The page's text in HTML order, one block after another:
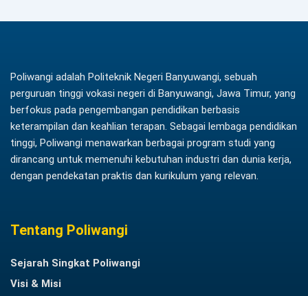
Poliwangi adalah Politeknik Negeri Banyuwangi, sebuah
perguruan tinggi vokasi negeri di Banyuwangi, Jawa Timur, yang
berfokus pada pengembangan pendidikan berbasis
keterampilan dan keahlian terapan. Sebagai lembaga pendidikan
tinggi, Poliwangi menawarkan berbagai program studi yang
dirancang untuk memenuhi kebutuhan industri dan dunia kerja,
dengan pendekatan praktis dan kurikulum yang relevan.
Tentang Poliwangi
Sejarah Singkat Poliwangi
Visi & Misi